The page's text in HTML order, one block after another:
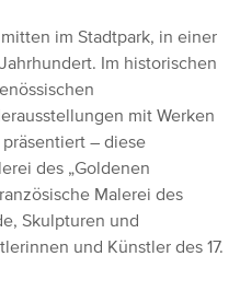
im Stadtpark, in einer
Im historischen
mit Werken
– diese
des „Goldenen
Malerei des
Skulpturen und
und Künstler des 17.